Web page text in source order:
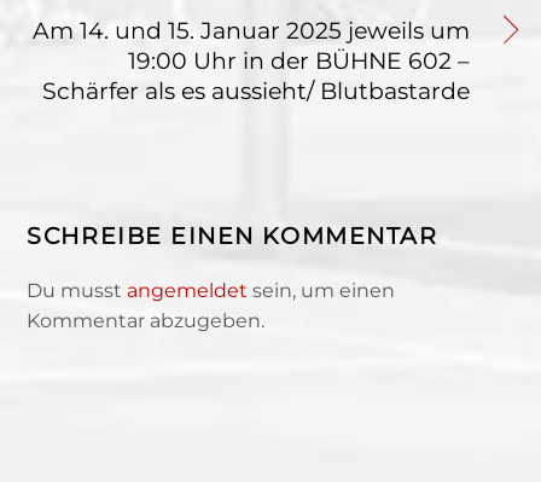
Am 14. und 15. Januar 2025 jeweils um
19:00 Uhr in der BÜHNE 602 –
Schärfer als es aussieht/ Blutbastarde
SCHREIBE EINEN KOMMENTAR
Du musst angemeldet sein, um einen
Kommentar abzugeben.